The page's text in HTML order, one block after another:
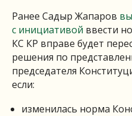
Ранее Садыр Жапаров
с инициативой ввести
КС КР вправе будет
решения по
председателя
если:
изменилась норма